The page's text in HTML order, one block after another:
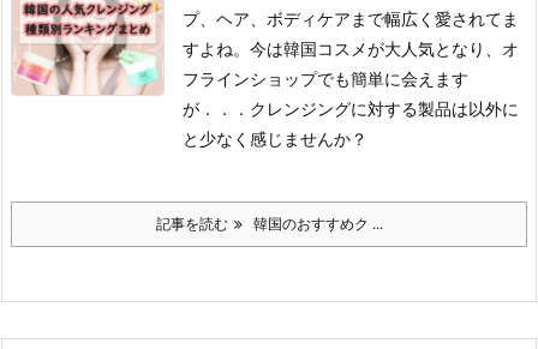
プ、ヘア、ボディケアまで幅広く愛されてま
すよね。 今は韓国コスメが大人気となり、オ
フラインショップでも簡単に会えます
が．．．クレンジングに対する製品は以外に
と少なく感じませんか？
記事を読む 韓国のおすすめク ...